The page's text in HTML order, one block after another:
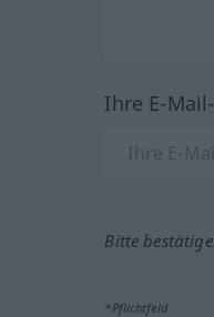
Ihre E-
Bitte
*Pflichtfeld